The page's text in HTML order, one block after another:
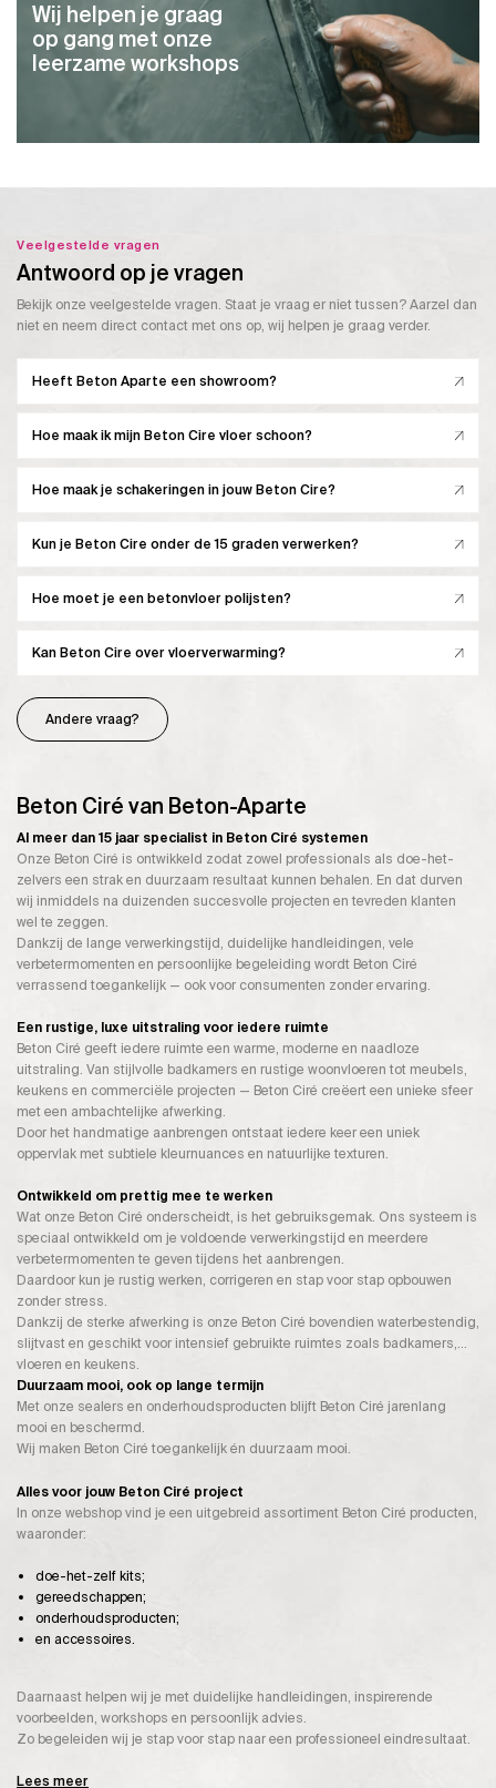
Wij helpen je graag
op gang met onze
leerzame workshops
Veelgestelde vragen
Antwoord op je vragen
Bekijk onze veelgestelde vragen. Staat je vraag er niet tussen? Aarzel dan
niet en neem direct contact met ons op, wij helpen je graag verder.
Heeft Beton Aparte een showroom?
Hoe maak ik mijn Beton Cire vloer schoon?
Hoe maak je schakeringen in jouw Beton Cire?
Kun je Beton Cire onder de 15 graden verwerken?
Hoe moet je een betonvloer polijsten?
Kan Beton Cire over vloerverwarming?
Andere vraag?
Beton Ciré van Beton-Aparte
Al meer dan 15 jaar specialist in Beton Ciré systemen
Onze Beton Ciré is ontwikkeld zodat zowel professionals als doe-het-
zelvers een strak en duurzaam resultaat kunnen behalen. En dat durven
wij inmiddels na duizenden succesvolle projecten en tevreden klanten
wel te zeggen.
Dankzij de lange verwerkingstijd, duidelijke handleidingen, vele
verbetermomenten en persoonlijke begeleiding wordt Beton Ciré
verrassend toegankelijk — ook voor consumenten zonder ervaring.
Een rustige, luxe uitstraling voor iedere ruimte
Beton Ciré geeft iedere ruimte een warme, moderne en naadloze
uitstraling. Van stijlvolle badkamers en rustige woonvloeren tot meubels,
keukens en commerciële projecten — Beton Ciré creëert een unieke sfeer
met een ambachtelijke afwerking.
Door het handmatige aanbrengen ontstaat iedere keer een uniek
oppervlak met subtiele kleurnuances en natuurlijke texturen.
Ontwikkeld om prettig mee te werken
Wat onze Beton Ciré onderscheidt, is het gebruiksgemak. Ons systeem is
speciaal ontwikkeld om je voldoende verwerkingstijd en meerdere
verbetermomenten te geven tijdens het aanbrengen.
Daardoor kun je rustig werken, corrigeren en stap voor stap opbouwen
zonder stress.
Dankzij de sterke afwerking is onze Beton Ciré bovendien waterbestendig,
slijtvast en geschikt voor intensief gebruikte ruimtes zoals badkamers,
vloeren en keukens.
Duurzaam mooi, ook op lange termijn
Met onze sealers en onderhoudsproducten blijft Beton Ciré jarenlang
mooi en beschermd.
Wij maken Beton Ciré toegankelijk én duurzaam mooi.
Alles voor jouw Beton Ciré project
In onze webshop vind je een uitgebreid assortiment Beton Ciré producten,
waaronder:
doe-het-zelf kits;
gereedschappen;
onderhoudsproducten;
en accessoires.
Daarnaast helpen wij je met duidelijke handleidingen, inspirerende
voorbeelden, workshops en persoonlijk advies.
Zo begeleiden wij je stap voor stap naar een professioneel eindresultaat.
Lees meer